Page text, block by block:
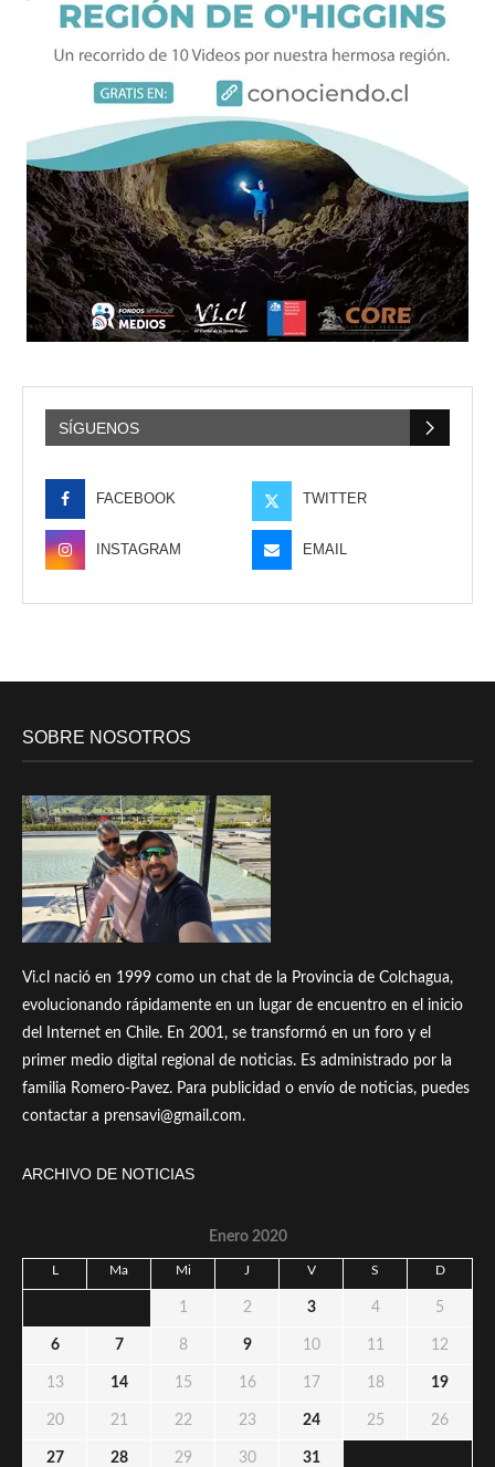
SÍGUENOS
FACEBOOK TWITTER
INSTAGRAM EMAIL
SOBRE NOSOTROS
Vi.cl nació en 1999 como un chat de la Provincia de Colchagua,
evolucionando rápidamente en un lugar de encuentro en el inicio
del Internet en Chile. En 2001, se transformó en un foro y el
primer medio digital regional de noticias. Es administrado por la
familia Romero-Pavez. Para publicidad o envío de noticias, puedes
contactar a prensavi@gmail.com.
ARCHIVO DE NOTICIAS
Enero 2020
L Ma Mi J V S D
1 2 3 4 5
6 7 8 9 10 11 12
13 14 15 16 17 18 19
20 21 22 23 24 25 26
27 28 29 30 31